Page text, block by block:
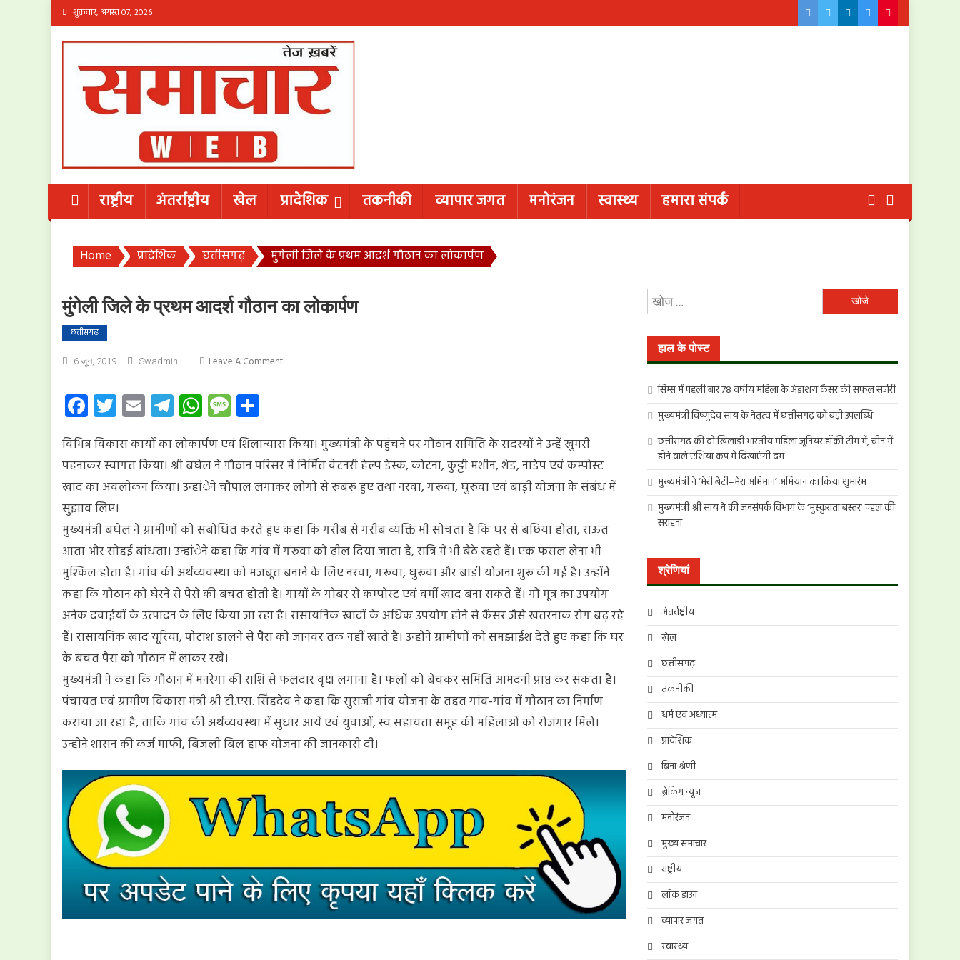
शुक्रवार, अगस्त 07, 2026
राष्ट्रीय अंतर्राष्ट्रीय खेल प्रादेशिक तकनीकी व्यापार जगत मनोरंजन स्वास्थ्य हमारा संपर्क
Home प्रादेशिक छत्तीसगढ़ मुंगेली जिले के प्रथम आदर्श गौठान का लोकार्पण
मुंगेली जिले के प्रथम आदर्श गौठान का लोकार्पण
छत्तीसगढ़
6 जून, 2019 Swadmin Leave A CommentOn
आदर्श
गौठान
लोकार्पण
Facebook
Twitter
EmailTelegram
WhatsApp
Message
विभिन्न विकास कार्यो का लोकार्पण एवं शिलान्यास किया। मुख्यमंत्री के पहुंचने पर गौठान समिति के सदस्यों ने उन्हें खुमरी
पहनाकर स्वागत किया। श्री बघेल ने गौठान परिसर में निर्मित वेटनरी हेल्प डेस्क, कोटना, कुट्टी मशीन, शेड, नाडेप एवं कम्पोस्ट
खाद का अवलोकन किया। उन्हांेने चौपाल लगाकर लोगों से रूबरू हुए तथा नरवा, गरूवा, घुरूवा एवं बाड़ी योजना के संबंध में
सुझाव लिए।
मुख्यमंत्री बघेल ने ग्रामीणों को संबोधित करते हुए कहा कि गरीब से गरीब व्यक्ति भी सोचता है कि घर से बछिया होता, राऊत
आता और सोहई बांधता। उन्हांेने कहा कि गांव में गरूवा को ढ़ील दिया जाता है, रात्रि में भी बैठे रहते हैं। एक फसल लेना भी
मुश्किल होता है। गांव की अर्थव्यवस्था को मजबूत बनाने के लिए नरवा, गरूवा, घुरूवा और बाड़ी योजना शुरू की गई है। उन्होंने
कहा कि गौठान को घेरने से पैसे की बचत होती है। गायों के गोबर से कम्पोस्ट एवं वर्मी खाद बना सकते हैं। गौ मूत्र का उपयोग
अनेक दवाईयों के उत्पादन के लिए किया जा रहा है। रासायनिक खादों के अधिक उपयोग होने से कैंसर जैसे खतरनाक रोग बढ़ रहे
हैं। रासायनिक खाद यूरिया, पोटाश डालने से पैरा को जानवर तक नहीं खाते है। उन्होने ग्रामीणों को समझाईश देते हुए कहा कि घर
के बचत पैरा को गौठान में लाकर रखें।
मुख्यमंत्री ने कहा कि गौठान में मनरेगा की राशि से फलदार वृक्ष लगाना है। फलों को बेचकर समिति आमदनी प्राप्त कर सकता है।
पंचायत एवं ग्रामीण विकास मंत्री श्री टी.एस. सिंहदेव ने कहा कि सुराजी गांव योजना के तहत गांव-गांव में गौठान का निर्माण
कराया जा रहा है, ताकि गांव की अर्थव्यवस्था में सुधार आयें एवं युवाओं, स्व सहायता समूह की महिलाओं को रोजगार मिले।
उन्होने शासन की कर्ज माफी, बिजली बिल हाफ योजना की जानकारी दी।
को
हाल के पोस्ट
सिम्स में पहली बार 78 वर्षीय महिला के अंडाशय कैंसर की सफल सर्जरी
मुख्यमंत्री विष्णुदेव साय के नेतृत्व में छत्तीसगढ़ को बड़ी उपलब्धि
छत्तीसगढ़ की दो खिलाड़ी भारतीय महिला जूनियर हॉकी टीम में, चीन में
होने वाले एशिया कप में दिखाएंगी दम
मुख्यमंत्री ने ‘मेरी बेटी–मेरा अभिमान’ अभियान का किया शुभारंभ
मुख्यमंत्री श्री साय ने की जनसंपर्क विभाग के ‘मुस्कुराता बस्तर’ पहल की
सराहना
श्रेणियां
अंतर्राष्ट्रीय
खेल
छत्तीसगढ़
तकनीकी
धर्म एवं अध्यात्म
प्रादेशिक
बिना श्रेणी
ब्रेकिंग न्यूज़
मनोरंजन
मुख्य समाचार
राष्ट्रीय
लॉक डाउन
व्यापार जगत
स्वास्थ्य